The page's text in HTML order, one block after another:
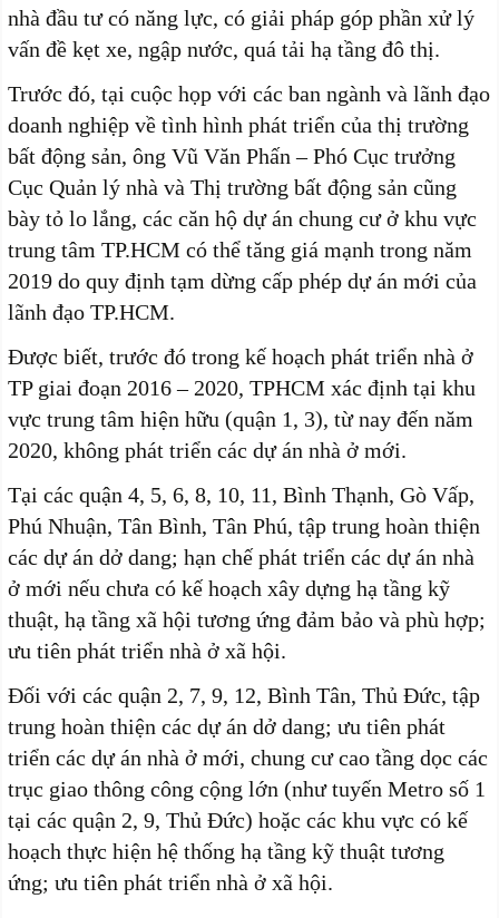
nhà đầu tư có năng lực, có giải pháp góp phần xử lý
vấn đề kẹt xe, ngập nước, quá tải hạ tầng đô thị.
Trước đó, tại cuộc họp với các ban ngành và lãnh đạo
doanh nghiệp về tình hình phát triển của thị trường
bất động sản, ông Vũ Văn Phấn – Phó Cục trưởng
Cục Quản lý nhà và Thị trường bất động sản cũng
bày tỏ lo lắng, các căn hộ dự án chung cư ở khu vực
trung tâm TP.HCM có thể tăng giá mạnh trong năm
2019 do quy định tạm dừng cấp phép dự án mới của
lãnh đạo TP.HCM.
Được biết, trước đó trong kế hoạch phát triển nhà ở
TP giai đoạn 2016 – 2020, TPHCM xác định tại khu
vực trung tâm hiện hữu (quận 1, 3), từ nay đến năm
2020, không phát triển các dự án nhà ở mới.
Tại các quận 4, 5, 6, 8, 10, 11, Bình Thạnh, Gò Vấp,
Phú Nhuận, Tân Bình, Tân Phú, tập trung hoàn thiện
các dự án dở dang; hạn chế phát triển các dự án nhà
ở mới nếu chưa có kế hoạch xây dựng hạ tầng kỹ
thuật, hạ tầng xã hội tương ứng đảm bảo và phù hợp;
ưu tiên phát triển nhà ở xã hội.
Đối với các quận 2, 7, 9, 12, Bình Tân, Thủ Đức, tập
trung hoàn thiện các dự án dở dang; ưu tiên phát
triển các dự án nhà ở mới, chung cư cao tầng dọc các
trục giao thông công cộng lớn (như tuyến Metro số 1
tại các quận 2, 9, Thủ Đức) hoặc các khu vực có kế
hoạch thực hiện hệ thống hạ tầng kỹ thuật tương
ứng; ưu tiên phát triển nhà ở xã hội.